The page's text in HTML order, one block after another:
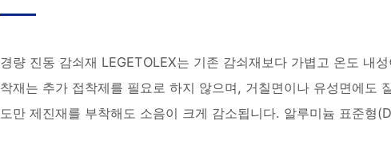
경량 진동 감쇠재 LEGETOLEX는 기존 감쇠재보다 가볍고 온도 내
착재는 추가 접착제를 필요로 하지 않으며, 거칠면이나 유성면에도
도만 제진재를 부착해도 소음이 크게 감소됩니다. 알루미늄 표준